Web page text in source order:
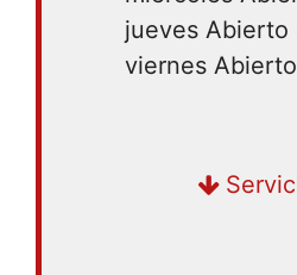
jueves Abierto
viernes Abierto
Compra en tienda |